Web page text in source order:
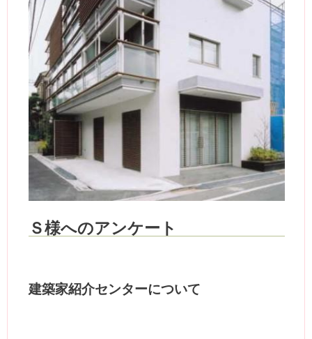
Ｓ様へのアンケート
建築家紹介センターについて